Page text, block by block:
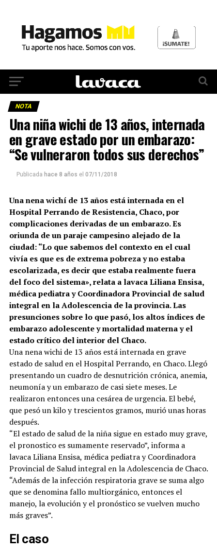
NOTA
Una niña wichi de 13 años, internada
en grave estado por un embarazo:
“Se vulneraron todos sus derechos”
Publicada hace 8 años el 07/11/2018
Una nena wichí de 13 años está internada en el
Hospital Perrando de Resistencia, Chaco, por
complicaciones derivadas de un embarazo. Es
oriunda de un paraje campesino alejado de la
ciudad: “Lo que sabemos del contexto en el cual
vivía es que es de extrema pobreza y no estaba
escolarizada, es decir que estaba realmente fuera
del foco del sistema», relata a lavaca Liliana Ensisa,
médica pediatra y Coordinadora Provincial de salud
integral en la Adolescencia de la provincia. Las
presunciones sobre lo que pasó, los altos índices de
embarazo adolescente y mortalidad materna y el
estado crítico del interior del Chaco.
Una nena wichi de 13 años está internada en grave
estado de salud en el Hospital Perrando, en Chaco. Llegó
presentando un cuadro de desnutrición crónica, anemia,
neumonía y un embarazo de casi siete meses. Le
realizaron entonces una cesárea de urgencia. El bebé,
que pesó un kilo y trescientos gramos, murió unas horas
después.
“El estado de salud de la niña sigue en estado muy grave,
el pronostico es sumamente reservado”, informa a
lavaca Liliana Ensisa, médica pediatra y Coordinadora
Provincial de Salud integral en la Adolescencia de Chaco.
“Además de la infección respiratoria grave se suma algo
que se denomina fallo multiorgánico, entonces el
manejo, la evolución y el pronóstico se vuelven mucho
más graves”.
El caso